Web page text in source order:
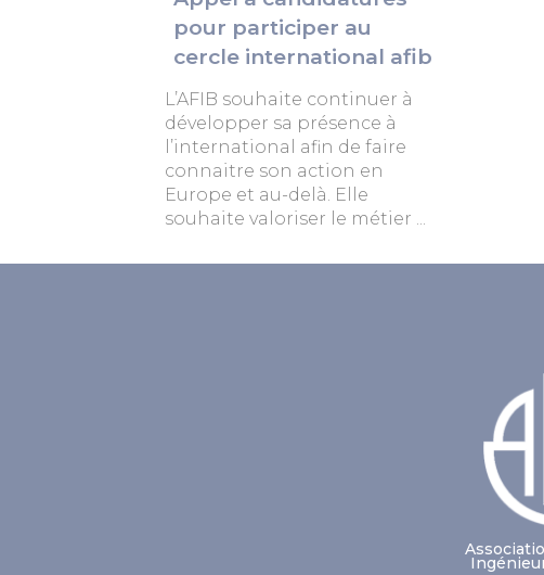
pour participer au
cercle international afib
L’AFIB souhaite continuer à
développer sa présence à
l’international afin de faire
connaitre son action en
Europe et au-delà. Elle
souhaite valoriser le métier ...